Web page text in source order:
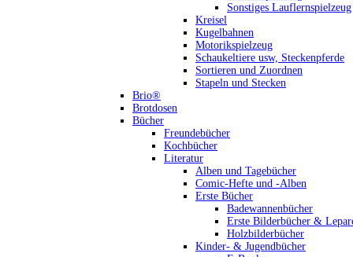
Sonstiges Lauflernspielzeug
Kreisel
Kugelbahnen
Motorikspielzeug
Schaukeltiere usw, Steckenpferde
Sortieren und Zuordnen
Stapeln und Stecken
Brio®
Brotdosen
Bücher
Freundebücher
Kochbücher
Literatur
Alben und Tagebücher
Comic-Hefte und -Alben
Erste Bücher
Badewannenbücher
Erste Bilderbücher &
Holzbilderbücher
Kinder- & Jugendbücher